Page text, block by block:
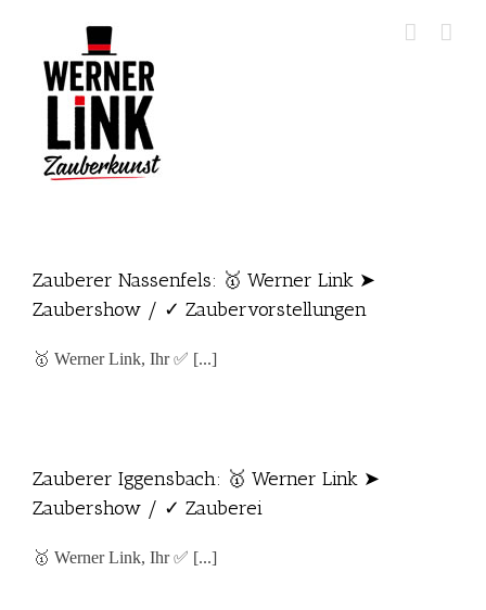
content
Zauberer Nassenfels: 🥇 Werner Link ➤
Zaubershow / ✓ Zaubervorstellungen
🥇 Werner Link, Ihr ✅ [...]
Zauberer Iggensbach: 🥇 Werner Link ➤
Zaubershow / ✓ Zauberei
🥇 Werner Link, Ihr ✅ [...]